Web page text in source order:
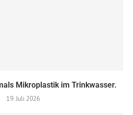
Mikroplastik im Trinkwasser.
19. Juli 2026